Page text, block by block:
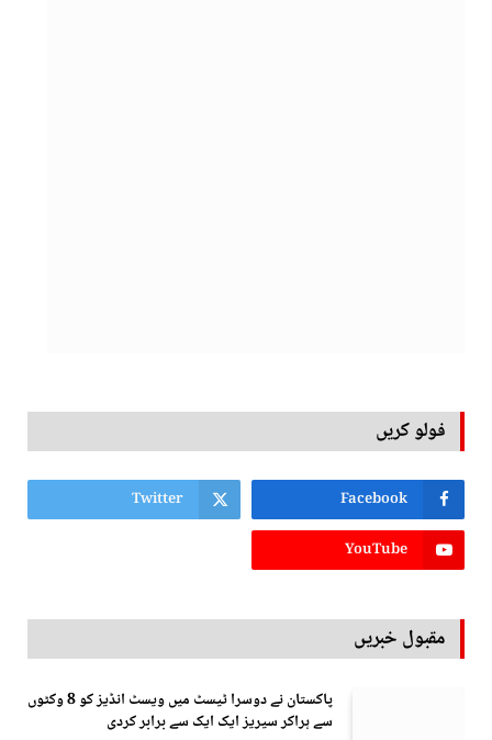
فولو کریں
Facebook
Twitter
YouTube
مقبول خبریں
پاکستان نے دوسرا ٹیسٹ میں ویسٹ انڈیز کو 8 وکٹوں
سے ہراکر سیریز ایک ایک سے برابر کردی